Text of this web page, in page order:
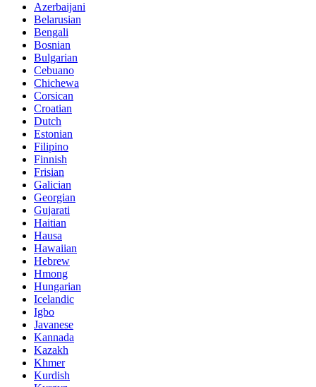
Azerbaijani
Belarusian
Bengali
Bosnian
Bulgarian
Cebuano
Chichewa
Corsican
Croatian
Dutch
Estonian
Filipino
Finnish
Frisian
Galician
Georgian
Gujarati
Haitian
Hausa
Hawaiian
Hebrew
Hmong
Hungarian
Icelandic
Igbo
Javanese
Kannada
Kazakh
Khmer
Kurdish